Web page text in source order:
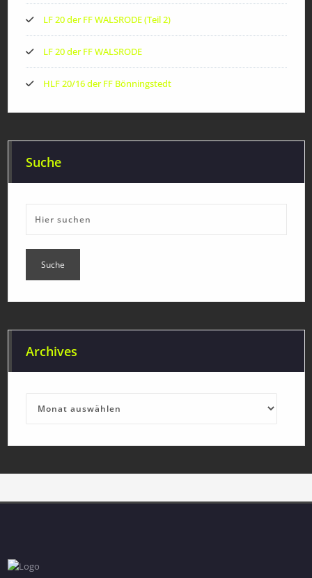
LF 20 der FF WALSRODE (Teil 2)
LF 20 der FF WALSRODE
HLF 20/16 der FF Bönningstedt
Suche
Archives